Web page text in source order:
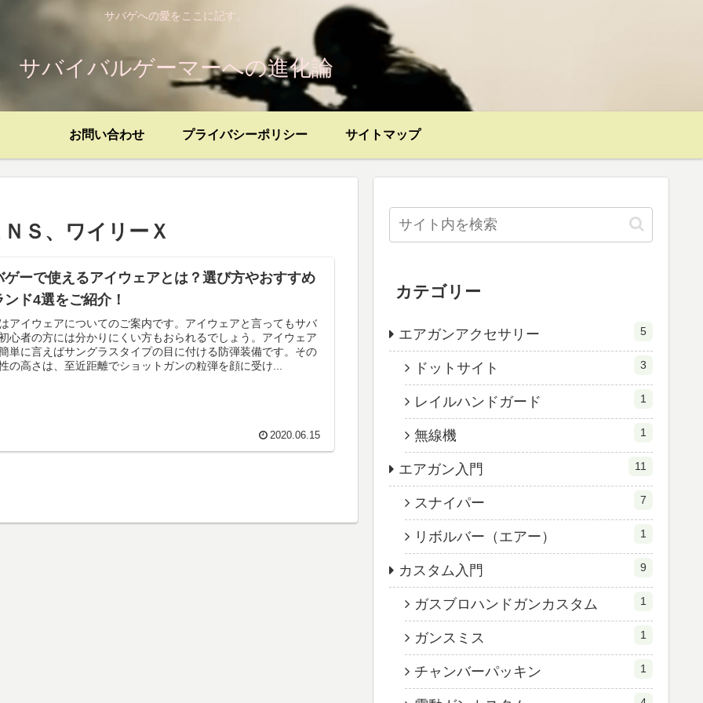
サバゲへの愛をここに記す。
サバイバルゲーマーへの進化論
お問い合わせ プライバシーポリシー サイトマップ
Ｓ、ワイリーＸ
ゲーで使えるアイウェアとは？選び方やおすすめ
ンド4選をご紹介！
アイウェアについてのご案内です。アイウェアと言ってもサバ
心者の方には分かりにくい方もおられるでしょう。アイウェア
単に言えばサングラスタイプの目に付ける防弾装備です。その
の高さは、至近距離でショットガンの粒弾を顔に受け...
2020.06.15
カテゴリー
エアガンアクセサリー 5
ドットサイト 3
レイルハンドガード 1
無線機 1
エアガン入門 11
スナイパー 7
リボルバー（エアー） 1
カスタム入門 9
ガスブロハンドガンカスタム 1
ガンスミス 1
チャンバーパッキン 1